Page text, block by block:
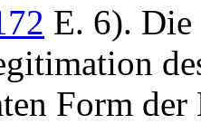
E. 6).
Form